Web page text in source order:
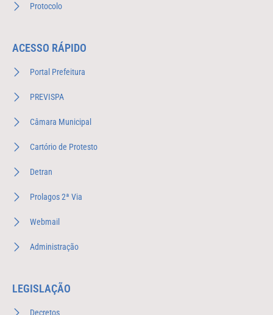
Protocolo
ACESSO RÁPIDO
Portal Prefeitura
PREVISPA
Câmara Municipal
Cartório de Protesto
Detran
Prolagos 2ª Via
Webmail
Administração
LEGISLAÇÃO
Decretos